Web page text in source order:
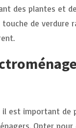
des plantes et
de verdure
il est important de
Opter pour